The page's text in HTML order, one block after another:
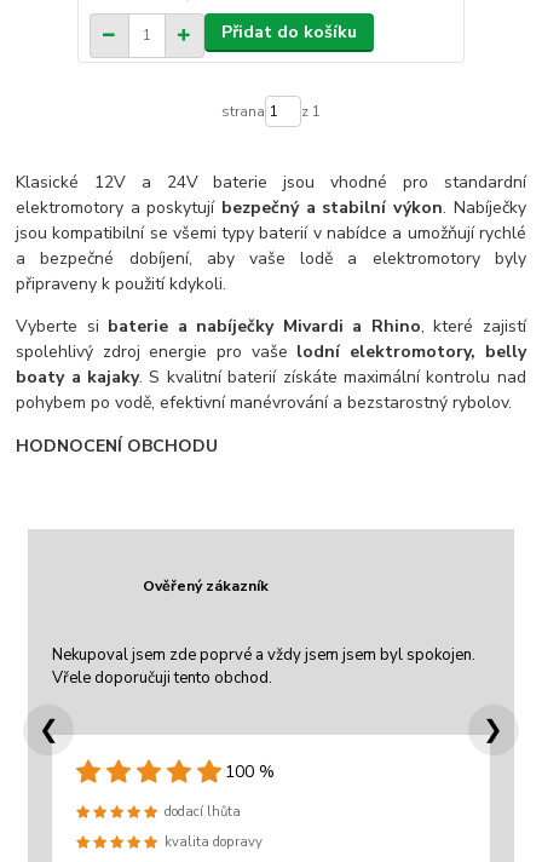
Přidat do košíku
strana z 1
Klasické 12V a 24V baterie jsou vhodné pro standardní
elektromotory a poskytují bezpečný a stabilní výkon. Nabíječky
jsou kompatibilní se všemi typy baterií v nabídce a umožňují rychlé
a bezpečné dobíjení, aby vaše lodě a elektromotory byly
připraveny k použití kdykoli.
Vyberte si baterie a nabíječky Mivardi a Rhino, které zajistí
spolehlivý zdroj energie pro vaše lodní elektromotory, belly
boaty a kajaky. S kvalitní baterií získáte maximální kontrolu nad
pohybem po vodě, efektivní manévrování a bezstarostný rybolov.
HODNOCENÍ OBCHODU
Ověřený zákazník
Nekupoval jsem zde poprvé a vždy jsem jsem byl spokojen.
Vřele doporučuji tento obchod.
100 %
dodací lhůta
kvalita dopravy
❮ ❯